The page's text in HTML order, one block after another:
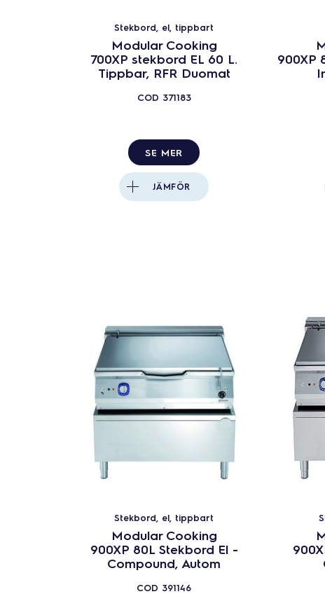
Stekbord, el, tippbart
Modular Cooking
700XP stekbord EL 60 L.
Tippbar, RFR Duomat
COD 371183
SE MER
JÄMFÖR
900XP
Stekbord, el, tippbart
Modular Cooking
900XP 80L Stekbord El -
Compound, Autom
COD391146